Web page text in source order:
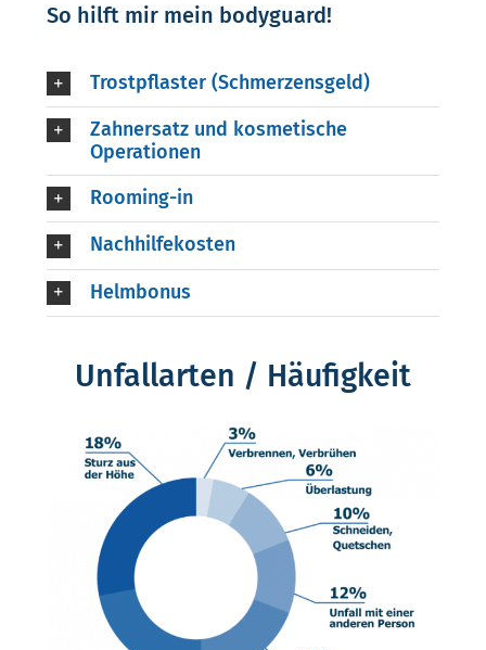
So hilft mir mein bodyguard!
Trostpflaster (Schmerzensgeld)
Zahnersatz und kosmetische
Operationen
Rooming-in
Nachhilfekosten
Helmbonus
Unfallarten / Häufigkeit